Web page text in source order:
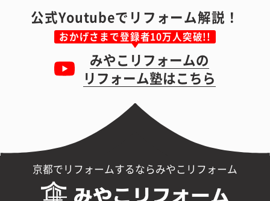
公式Youtubeでリフォーム解説！
おかげさまで登録者10万人突破!!
みやこリフォームの
リフォーム塾はこちら
京都でリフォームするならみやこリフォーム